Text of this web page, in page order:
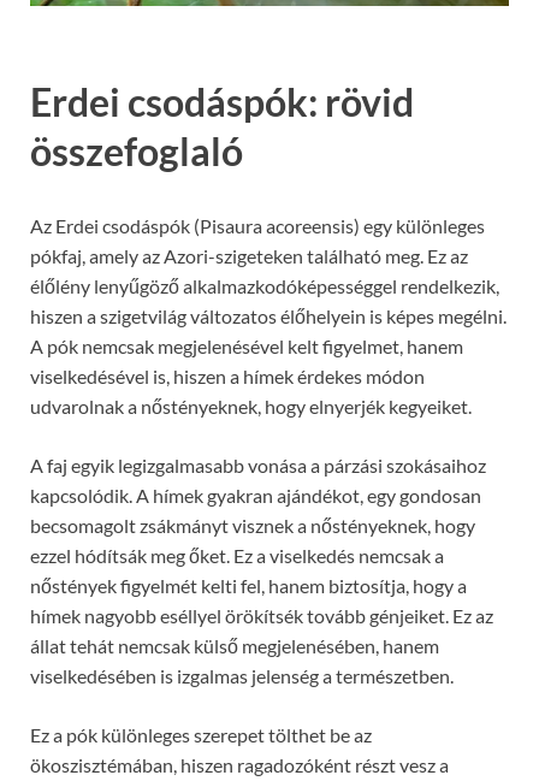
Erdei csodáspók: rövid
összefoglaló
Az Erdei csodáspók (Pisaura acoreensis) egy különleges
pókfaj, amely az Azori-szigeteken található meg. Ez az
élőlény lenyűgöző alkalmazkodóképességgel rendelkezik,
hiszen a szigetvilág változatos élőhelyein is képes megélni.
A pók nemcsak megjelenésével kelt figyelmet, hanem
viselkedésével is, hiszen a hímek érdekes módon
udvarolnak a nőstényeknek, hogy elnyerjék kegyeiket.
A faj egyik legizgalmasabb vonása a párzási szokásaihoz
kapcsolódik. A hímek gyakran ajándékot, egy gondosan
becsomagolt zsákmányt visznek a nőstényeknek, hogy
ezzel hódítsák meg őket. Ez a viselkedés nemcsak a
nőstények figyelmét kelti fel, hanem biztosítja, hogy a
hímek nagyobb eséllyel örökítsék tovább génjeiket. Ez az
állat tehát nemcsak külső megjelenésében, hanem
viselkedésében is izgalmas jelenség a természetben.
Ez a pók különleges szerepet tölthet be az
ökoszisztémában, hiszen ragadozóként részt vesz a